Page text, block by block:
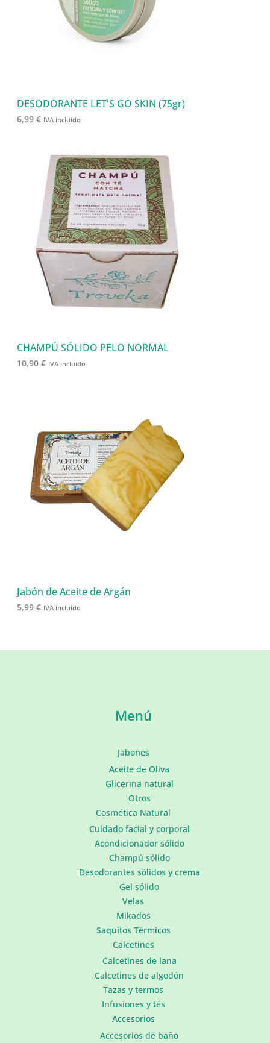
c
t
DESODORANTE LET'S GO SKIN (75gr)
6,99 € IVA incluido
CHAMPÚ SÓLIDO PELO NORMAL
10,90 € IVA incluido
Jabón de Aceite de Argán
5,99 € IVA incluido
Menú
Jabones
Aceite de Oliva
Glicerina natural
Otros
Cosmética Natural
Cuidado facial y corporal
Acondicionador sólido
Champú sólido
Desodorantes sólidos y crema
Gel sólido
Velas
Mikados
Saquitos Térmicos
Calcetines
Calcetines de lana
Calcetines de algodón
Tazas y termos
Infusiones y tés
Accesorios
Accesorios de baño